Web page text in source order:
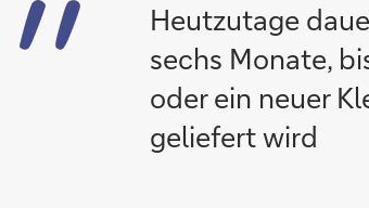
Heutzutage
sechs Monate,
oder ein neuer
geliefert wird